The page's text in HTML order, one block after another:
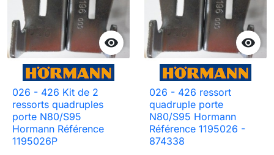

026 - 426 Kit de 2
ressorts quadruples
porte N80/S95
Hormann Référence
1195026P

026 - 426 ressort
quadruple porte
N80/S95 Hormann
Référence 1195026 -
874338